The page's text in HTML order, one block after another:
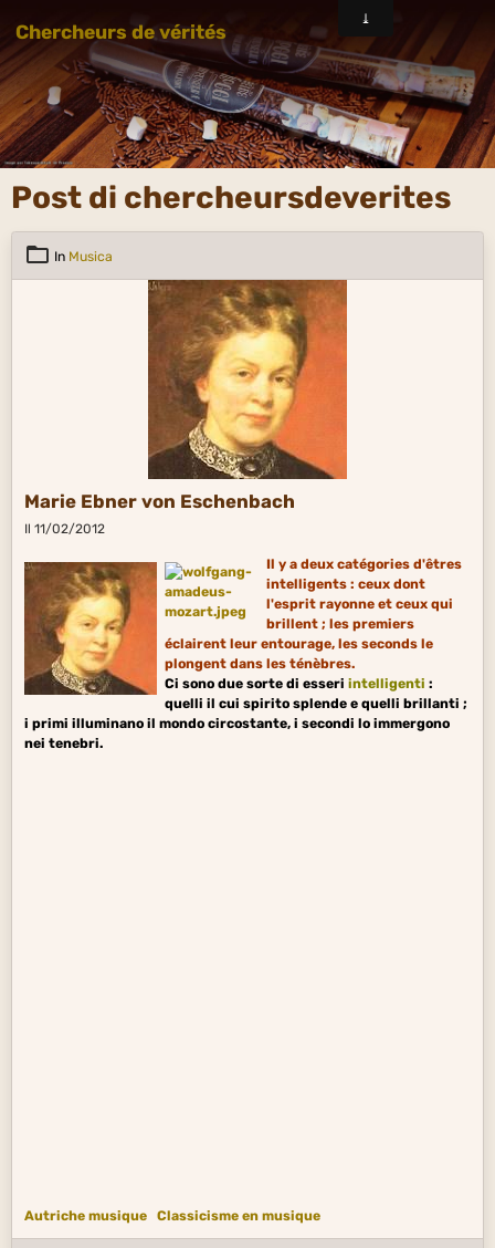
Chercheurs de vérités
Post di chercheursdeverites
In Musica
Marie Ebner von Eschenbach
Il 11/02/2012
Il y a deux catégories d'êtres
intelligents : ceux dont
l'esprit rayonne et ceux qui
brillent ; les premiers
éclairent leur entourage, les seconds le
plongent dans les ténèbres.
Ci sono due sorte di esseri intelligenti :
quelli il cui spirito splende e quelli brillanti ;
i primi illuminano il mondo circostante, i secondi lo immergono
nei tenebri.
Autriche musique Classicisme en musique